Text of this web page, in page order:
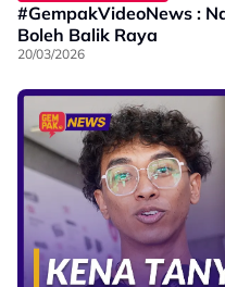
#GempakVideoNews :
Boleh Balik Raya
20/03/2026